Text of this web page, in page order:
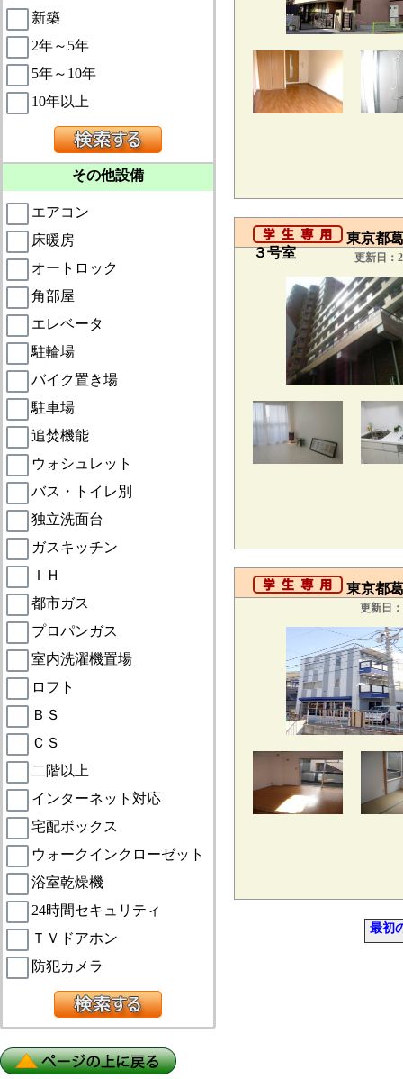
新築
2年～5年
5年～10年
10年以上
その他設備
エアコン
床暖房
オートロック
角部屋
エレベータ
駐輪場
バイク置き場
駐車場
追焚機能
ウォシュレット
バス・トイレ別
独立洗面台
ガスキッチン
ＩＨ
都市ガス
プロパンガス
室内洗濯機置場
ロフト
ＢＳ
ＣＳ
二階以上
インターネット対応
宅配ボックス
ウォークインクローゼット
浴室乾燥機
24時間セキュリティ
ＴＶドアホン
防犯カメラ
東京都
３号室
更新日：
東京都
更新日
最初